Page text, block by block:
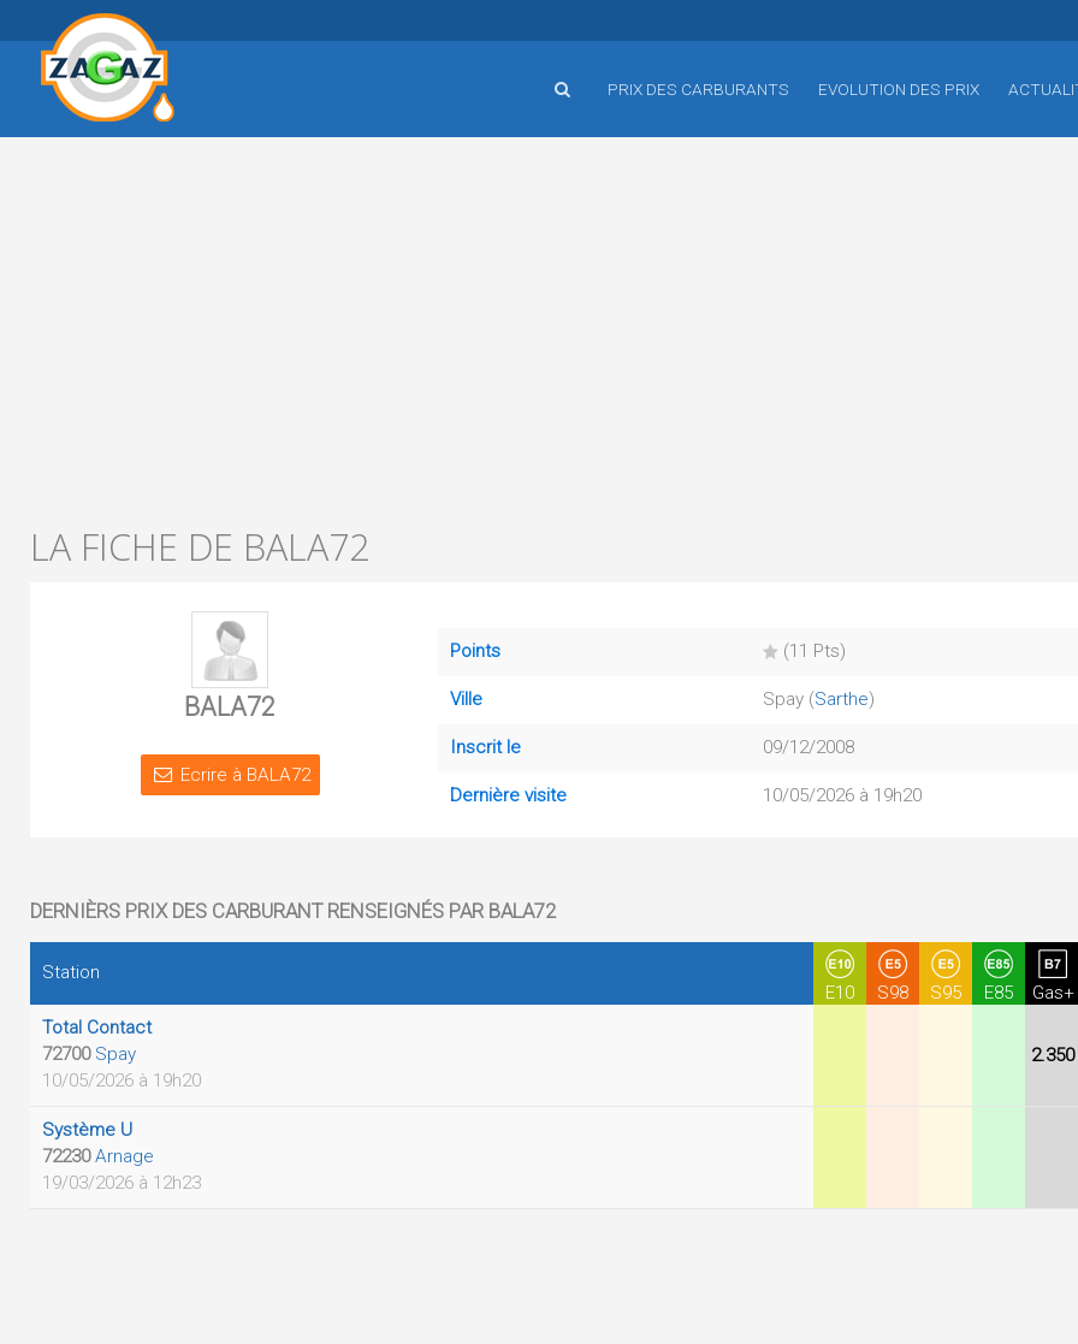
PRIX DES CARBURANTS EVOLUTION DES PRIX
LA FICHE DE BALA72
BALA72
Ecrire à BALA72
Points (11 Pts)
Ville Spay (Sarthe)
Inscrit le 09/12/2008
Dernière visite 10/05/2026 à 19h20
DERNIÈRS PRIX DES CARBURANT RENSEIGNÉS PAR BALA72
Station
E10
S98 S95 E85 Gas+
Total Contact
72700 Spay
10/05/2026 à 19h20
2.350
Système U
72230 Arnage
19/03/2026 à 12h23